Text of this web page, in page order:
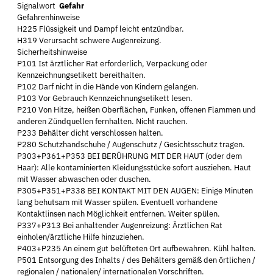
Signalwort Gefahr
Gefahrenhinweise
H225 Flüssigkeit und Dampf leicht entzündbar.
H319 Verursacht schwere Augenreizung.
Sicherheitshinweise
P101 Ist ärztlicher Rat erforderlich, Verpackung oder
Kennzeichnungsetikett bereithalten.
P102 Darf nicht in die Hände von Kindern gelangen.
P103 Vor Gebrauch Kennzeichnungsetikett lesen.
P210 Von Hitze, heißen Oberflächen, Funken, offenen Flammen und
anderen Zündquellen fernhalten. Nicht rauchen.
P233 Behälter dicht verschlossen halten.
P280 Schutzhandschuhe / Augenschutz / Gesichtsschutz tragen.
P303+P361+P353 BEI BERÜHRUNG MIT DER HAUT (oder dem
Haar): Alle kontaminierten Kleidungsstücke sofort ausziehen. Haut
mit Wasser abwaschen oder duschen.
P305+P351+P338 BEI KONTAKT MIT DEN AUGEN: Einige Minuten
lang behutsam mit Wasser spülen. Eventuell vorhandene
Kontaktlinsen nach Möglichkeit entfernen. Weiter spülen.
P337+P313 Bei anhaltender Augenreizung: Ärztlichen Rat
einholen/ärztliche Hilfe hinzuziehen.
P403+P235 An einem gut belüfteten Ort aufbewahren. Kühl halten.
P501 Entsorgung des Inhalts / des Behälters gemäß den örtlichen /
regionalen / nationalen/ internationalen Vorschriften.